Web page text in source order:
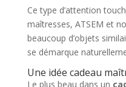
Ce type d’attention
maîtresses, ATSEM et
beaucoup d’objets
se démarque
Une idée cadeau
Le plus beau dans un